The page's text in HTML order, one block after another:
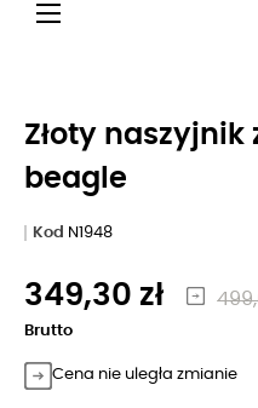
Przełącz nawigację
☰
Złoty naszyjnik
beagle
Kod N1948
349,30 zł
Brutto
Cena nie uległa zmianie